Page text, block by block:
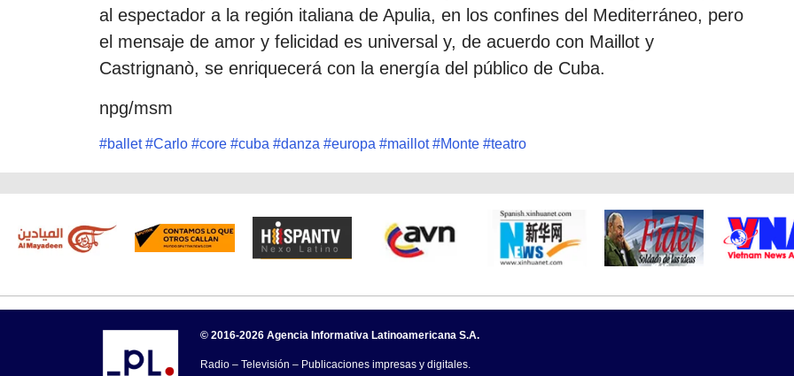
al espectador a la región italiana de Apulia, en los confines del Mediterráneo, pero
el mensaje de amor y felicidad es universal y, de acuerdo con Maillot y
Castrignanò, se enriquecerá con la energía del público de Cuba.
npg/msm
#ballet#Carlo #core #cuba #danza #europa #maillot#Monte #teatro
© 2016-2026 Agencia Informativa Latinoamericana S.A.
Radio – Televisión – Publicaciones impresas y digitales.